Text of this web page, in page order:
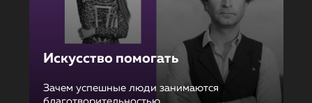
Искусство помогать
Зачем успешные люди занимаются